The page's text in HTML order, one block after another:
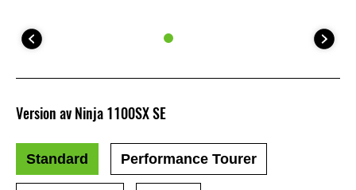
Version av Ninja 1100SX SE
Standard Performance Tourer